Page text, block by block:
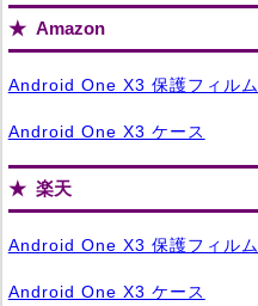
Amazon
Android One X3 保護フィルム
Android One X3 ケース
楽天
Android One X3 保護フィルム
Android One X3 ケース